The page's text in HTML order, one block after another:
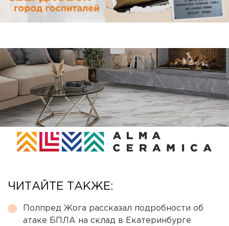
ЧИТАЙТЕ ТАКЖЕ:
Полпред Жога рассказал подробности об
атаке БПЛА на склад в Екатеринбурге